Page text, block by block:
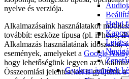
Helyi
Gyakran ismételt
nyelve és verziója.
Alkalmazásaink használatakor
továbbít: eszköze típusa (pl. iPhone,
Alkalmazás használatának időszakai,
események, amelyeket a Google
hogy lehetőségünk legyen az
Összeomlási jelentéseket is gyűjtünk a